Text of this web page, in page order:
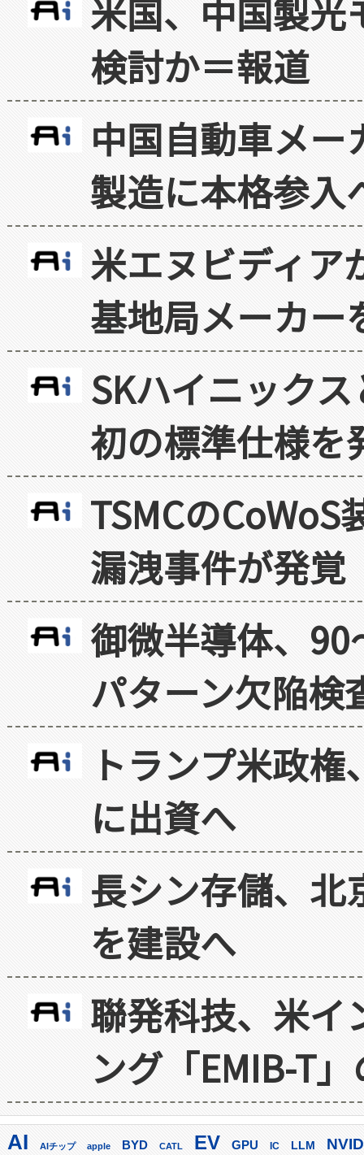
米国、中国製光
検討か＝報道
中国自動車メ
製造に本格参入
米エヌビディア
基地局メーカー
SKハイニック
初の標準仕様を
TSMCの
漏洩事件が発覚
御微半導体、
パターン欠陥検
トランプ米政
に出資へ
長シン存儲、北
を建設へ
聯発科技、米イ
ング「EMIB-T
AI AIチップ apple BYD CATL EV GPU IC LLM